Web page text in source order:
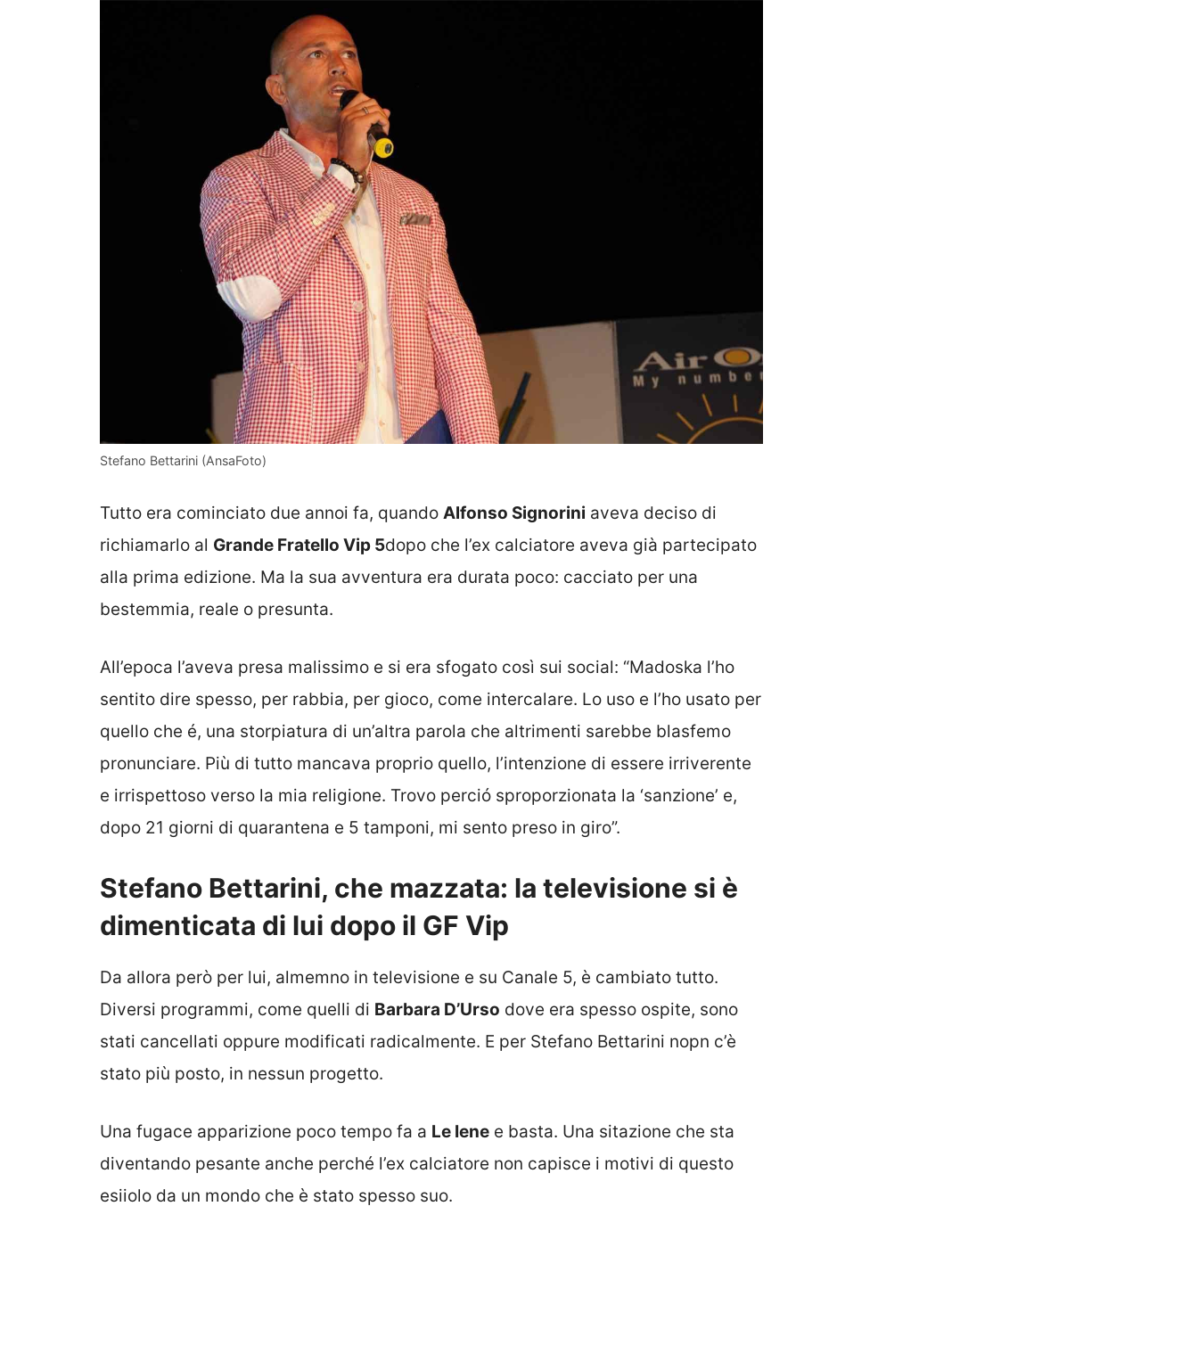
Stefano Bettarini (AnsaFoto)
Tutto era cominciato due annoi fa, quando Alfonso Signorini aveva deciso di
richiamarlo al Grande Fratello Vip 5dopo che l’ex calciatore aveva già partecipato
alla prima edizione. Ma la sua avventura era durata poco: cacciato per una
bestemmia, reale o presunta.
All’epoca l’aveva presa malissimo e si era sfogato così sui social: “Madoska l’ho
sentito dire spesso, per rabbia, per gioco, come intercalare. Lo uso e l’ho usato per
quello che é, una storpiatura di un’altra parola che altrimenti sarebbe blasfemo
pronunciare. Più di tutto mancava proprio quello, l’intenzione di essere irriverente
e irrispettoso verso la mia religione. Trovo perció sproporzionata la ‘sanzione’ e,
dopo 21 giorni di quarantena e 5 tamponi, mi sento preso in giro”.
Stefano Bettarini, che mazzata: la televisione si è
dimenticata di lui dopo il GF Vip
Da allora però per lui, almemno in televisione e su Canale 5, è cambiato tutto.
Diversi programmi, come quelli di Barbara D’Urso dove era spesso ospite, sono
stati cancellati oppure modificati radicalmente. E per Stefano Bettarini nopn c’è
stato più posto, in nessun progetto.
Una fugace apparizione poco tempo fa a Le Iene e basta. Una sitazione che sta
diventando pesante anche perché l’ex calciatore non capisce i motivi di questo
esiiolo da un mondo che è stato spesso suo.